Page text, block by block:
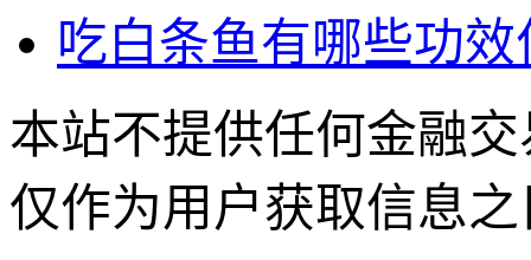
吃白条鱼有哪些功效
本站不提供任何金融
仅作为用户获取信息